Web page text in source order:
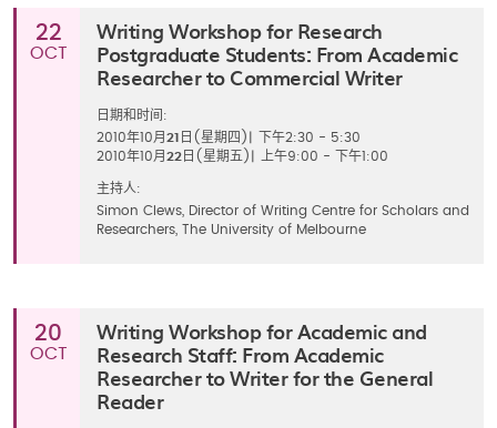
22
OCT
Writing Workshop for Research
Postgraduate Students: From Academic
Researcher to Commercial Writer
日期和时间:
2010年10月 21 日(星期四)
下午2:30 - 5:30
2010年10月 22 日(星期五) 上午9:00 - 下午1:00
主持人:
Simon Clews, Director of Writing Centre for Scholars and
Researchers, The University of Melbourne
20
OCT
Writing Workshop for Academic and
Research Staff: From Academic
Researcher to Writer for the General
Reader